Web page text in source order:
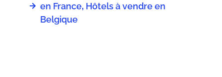
en France, Hôtels à vendre en
Belgique